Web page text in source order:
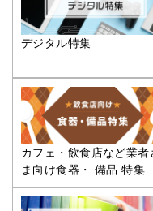
デジタル特集
カフェ・飲食店など業者
ま向け食器・ 備品 特集